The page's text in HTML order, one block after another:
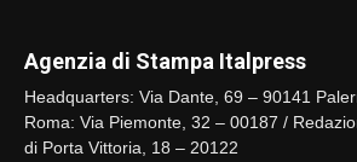
Agenzia di Stampa Italpress
Headquarters: Via Dante, 69 – 90141
Roma: Via Piemonte, 32 – 00187 /
di Porta Vittoria, 18 – 20122